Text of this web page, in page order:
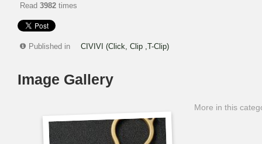
Read 3982 times
Published in CIVIVI (Click, Clip ,T-Clip)
Image Gallery
More in this